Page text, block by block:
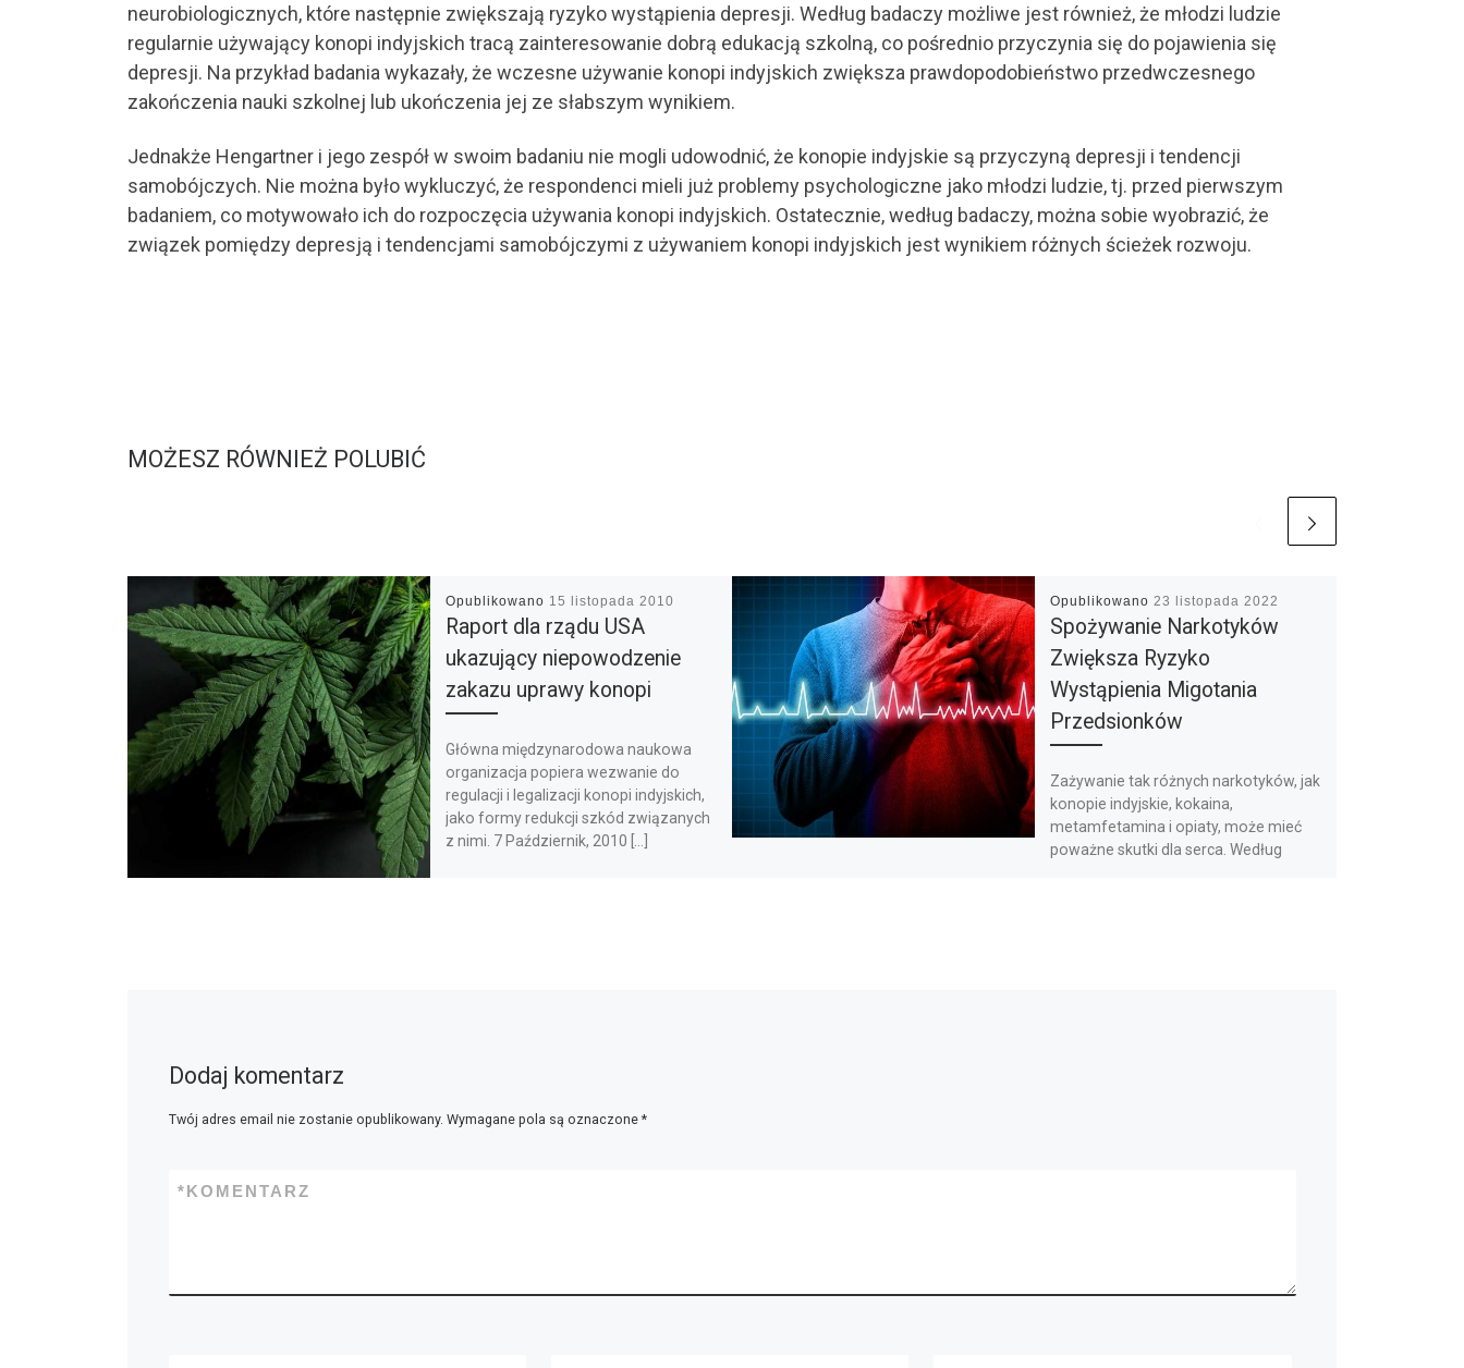
neurobiologicznych, które następnie zwiększają ryzyko wystąpienia depresji. Według badaczy możliwe jest również, że młodzi ludzie
regularnie używający konopi indyjskich tracą zainteresowanie dobrą edukacją szkolną, co pośrednio przyczynia się do pojawienia się
depresji. Na przykład badania wykazały, że wczesne używanie konopi indyjskich zwiększa prawdopodobieństwo przedwczesnego
zakończenia nauki szkolnej lub ukończenia jej ze słabszym wynikiem.
Jednakże Hengartner i jego zespół w swoim badaniu nie mogli udowodnić, że konopie indyjskie są przyczyną depresji i tendencji
samobójczych. Nie można było wykluczyć, że respondenci mieli już problemy psychologiczne jako młodzi ludzie, tj. przed pierwszym
badaniem, co motywowało ich do rozpoczęcia używania konopi indyjskich. Ostatecznie, według badaczy, można sobie wyobrazić, że
związek pomiędzy depresją i tendencjami samobójczymi z używaniem konopi indyjskich jest wynikiem różnych ścieżek rozwoju.
MOŻESZ RÓWNIEŻ POLUBIĆ
Opublikowano 15 listopada 2010
Raport dla rządu USA
ukazujący niepowodzenie
zakazu uprawy konopi
Główna międzynarodowa naukowa
organizacja popiera wezwanie do
regulacji i legalizacji konopi indyjskich,
jako formy redukcji szkód związanych
z nimi. 7 Październik, 2010 […]
Opublikowano 23 listopada 2022
Spożywanie Narkotyków
Zwiększa Ryzyko
Wystąpienia Migotania
Przedsionków
Zażywanie tak różnych narkotyków, jak
konopie indyjskie, kokaina,
metamfetamina i opiaty, może mieć
poważne skutki dla serca. Według
Dodaj komentarz
Twój adres email nie zostanie opublikowany. Wymagane pola są oznaczone *
KOMENTARZ
*